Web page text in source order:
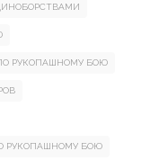
РУКОПАШНОМУ БОЮ
РУКОПАШНОМУ БОЮ